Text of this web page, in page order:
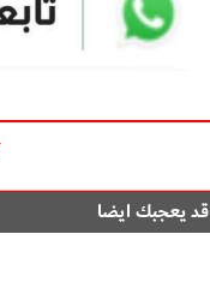
قد يعجبك ايضا